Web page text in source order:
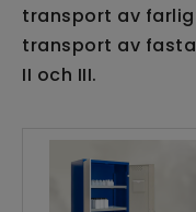
transport av
transport av
II och III.